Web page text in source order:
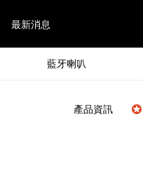
最新消息
藍牙喇叭
產品資訊